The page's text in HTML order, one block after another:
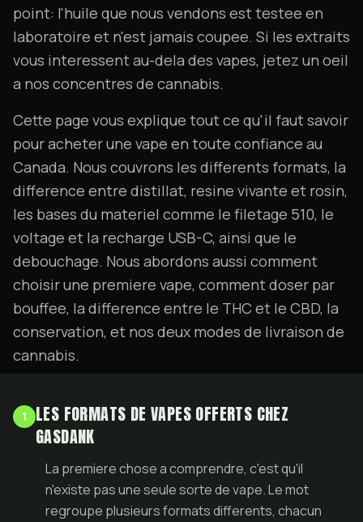
point: l'huile que nous vendons est testee en
laboratoire et n'est jamais coupee. Si les extraits
vous interessent au-dela des vapes, jetez un oeil
a nos concentres de cannabis.
Cette page vous explique tout ce qu'il faut savoir
pour acheter une vape en toute confiance au
Canada. Nous couvrons les differents formats, la
difference entre distillat, resine vivante et rosin,
les bases du materiel comme le filetage 510, le
voltage et la recharge USB-C, ainsi que le
debouchage. Nous abordons aussi comment
choisir une premiere vape, comment doser par
bouffee, la difference entre le THC et le CBD, la
conservation, et nos deux modes de livraison de
cannabis.
1
LES FORMATS DE VAPES OFFERTS CHEZ
GASDANK
La premiere chose a comprendre, c'est qu'il
n'existe pas une seule sorte de vape. Le mot
regroupe plusieurs formats differents, chacun